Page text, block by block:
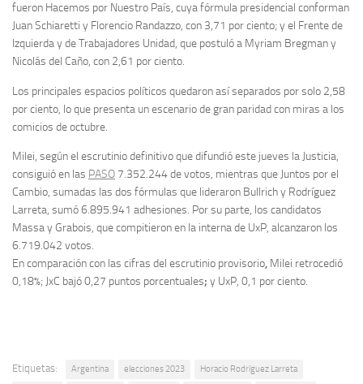
fueron Hacemos por Nuestro País, cuya fórmula presidencial conforman
Juan Schiaretti y Florencio Randazzo, con 3,71 por ciento; y el Frente de
Izquierda y de Trabajadores Unidad, que postuló a Myriam Bregman y
Nicolás del Caño, con 2,61 por ciento.
Los principales espacios políticos quedaron así separados por solo 2,58
por ciento, lo que presenta un escenario de gran paridad con miras a los
comicios de octubre.
Milei, según el escrutinio definitivo que difundió este jueves la Justicia,
consiguió en las PASO 7.352.244 de votos, mientras que Juntos por el
Cambio, sumadas las dos fórmulas que lideraron Bullrich y Rodríguez
Larreta, sumó 6.895.941 adhesiones. Por su parte, los candidatos
Massa y Grabois, que compitieron en la interna de UxP, alcanzaron los
6.719.042 votos.
En comparación con las cifras del escrutinio provisorio, Milei retrocedió
0,18%; JxC bajó 0,27 puntos porcentuales; y UxP, 0,1 por ciento.
Etiquetas: Argentina elecciones 2023 Horacio Rodríguez Larreta